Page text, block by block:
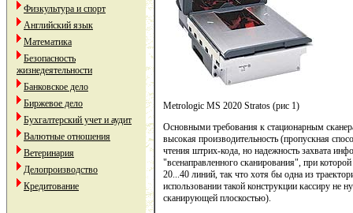
Физкультура и спорт
Английский язык
Математика
Безопасность
жизнедеятельности
Банковское дело
Биржевое дело
Бухгалтерский учет и аудит
Валютные отношения
Ветеринария
Делопроизводство
Кредитование
Metrologic MS 2020 Stratos (рис 1)
Основными требования к стационарным
высокая производительность (пропускная
чтения штрих-кода, но надежность захвата
"всенаправленного сканирования", при
20...40 линий, так что хотя бы одна из
использовании такой конструкции кассиру не
сканирующей плоскостью).